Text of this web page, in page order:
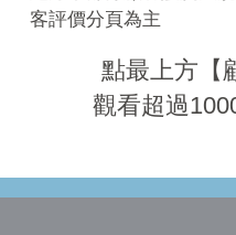
客評價分頁為主
點最上方【
觀看超過